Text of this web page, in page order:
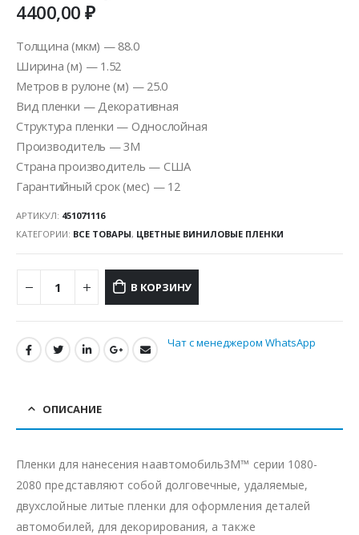
4400,00₽
Толщина (мкм) — 88.0
Ширина (м) — 1.52
Метров в рулоне (м) — 25.0
Вид пленки — Декоративная
Структура пленки — Однослойная
Производитель — 3M
Страна производитель — США
Гарантийный срок (мес) — 12
АРТИКУЛ: 451071116
КАТЕГОРИИ: ВСЕ ТОВАРЫ, ЦВЕТНЫЕ ВИНИЛОВЫЕ ПЛЕНКИ
В КОРЗИНУ
Чат с менеджером WhatsApp
ОПИСАНИЕ
Пленки для нанесения наавтомобиль3M™ серии 1080-
2080 представляют собой долговечные, удаляемые,
двухслойные литые пленки для оформления деталей
автомобилей, для декорирования, а также